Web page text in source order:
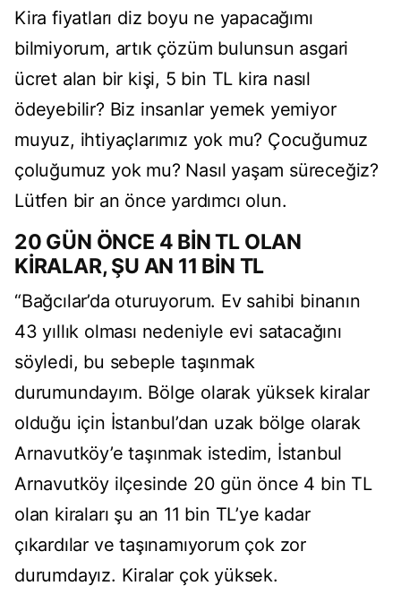
Kira fiyatları diz boyu ne yapacağımı
bilmiyorum, artık çözüm bulunsun asgari
ücret alan bir kişi, 5 bin TL kira nasıl
ödeyebilir? Biz insanlar yemek yemiyor
muyuz, ihtiyaçlarımız yok mu? Çocuğumuz
çoluğumuz yok mu? Nasıl yaşam süreceğiz?
Lütfen bir an önce yardımcı olun.
20 GÜN ÖNCE 4 BİN TL OLAN
KİRALAR, ŞU AN 11 BİN TL
“Bağcılar’da oturuyorum. Ev sahibi binanın
43 yıllık olması nedeniyle evi satacağını
söyledi, bu sebeple taşınmak
durumundayım. Bölge olarak yüksek kiralar
olduğu için İstanbul’dan uzak bölge olarak
Arnavutköy’e taşınmak istedim, İstanbul
Arnavutköy ilçesinde 20 gün önce 4 bin TL
olan kiraları şu an 11 bin TL’ye kadar
çıkardılar ve taşınamıyorum çok zor
durumdayız. Kiralar çok yüksek.